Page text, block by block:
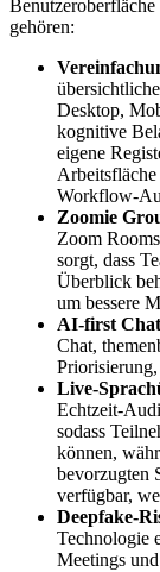
gehören:
Desktop,
kognitive
eigene
Workflow-
Zoomie
Zoom
sorgt, dass
Überblick
um bessere
AI-first
Chat,
Live-
Echtzeit-
sodass
können,
bevorzugten
verfügbar,
Deepfake-
Technologie
Meetings